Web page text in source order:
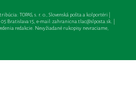
TOPAS, s. r. o., Slovenská pošta a kolportéri |
Bratislava 15, e-mail:zahranicna.tlac@slposta.sk. |
redakcie. Nevyžiadané rukopisy nevraciame,